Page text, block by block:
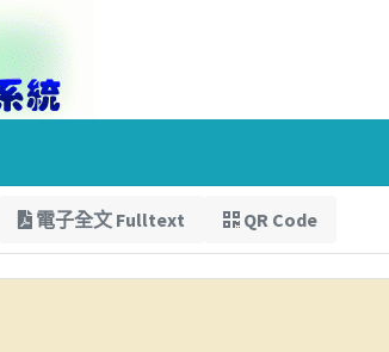
電子全文 Fulltext QR Code